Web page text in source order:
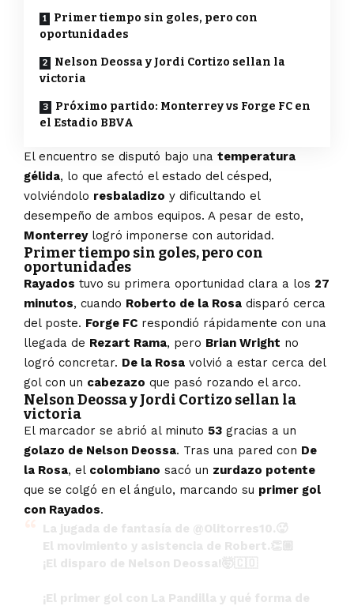
Primer tiempo sin goles, pero con
oportunidades
Nelson Deossa y Jordi Cortizo sellan la
victoria
Próximo partido: Monterrey vs Forge FC en
el Estadio BBVA
El encuentro se disputó bajo una temperatura
gélida, lo que afectó el estado del césped,
volviéndolo resbaladizo y dificultando el
desempeño de ambos equipos. A pesar de esto,
Monterreylogró imponerse con autoridad.
Primer tiempo sin goles, pero con
oportunidades
Rayados tuvo su primera oportunidad clara a los 27
minutos, cuando Roberto de la Rosa disparó cerca
del poste. Forge FC respondió rápidamente con una
llegada de Rezart Rama, pero Brian Wright no
logró concretar. De la Rosa volvió a estar cerca del
gol con un cabezazo que pasó rozando el arco.
Nelson Deossa y Jordi Cortizo sellan la
victoria
El marcador se abrió al minuto 53 gracias a un
golazo de Nelson Deossa. Tras una pared con De
la Rosa, el colombiano sacó un zurdazo potente
que se colgó en el ángulo, marcando su primer gol
con Rayados.
La jugada de fantasía de @Olitorres10.🥵
El movimiento y asistencia de Robert.👏🏼
¡El disparo de Nelson Deossa!🤯🇨🇴
¡El primer gol con La Pandilla y qué forma de